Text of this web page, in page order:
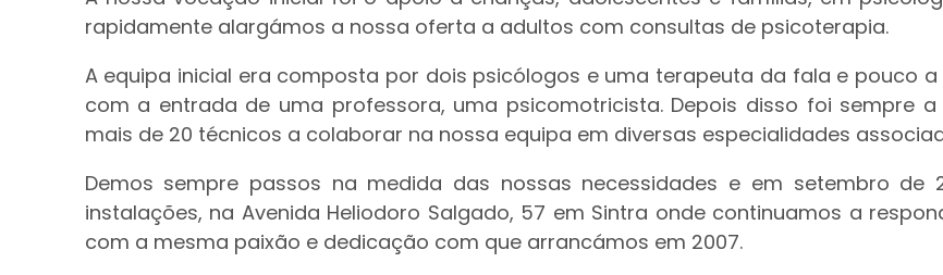
rapidamente alargámos a nossa oferta a adultos com consultas de psicoterapia.
A equipa inicial era composta por dois psicólogos e uma terapeuta da fala e pouco
com a entrada de uma professora, uma psicomotricista. Depois disso foi sempre
mais de 20 técnicos a colaborar na nossa equipa em diversas especialidades
Demos sempre passos na medida das nossas necessidades e em setembro de
instalações, na Avenida Heliodoro Salgado, 57 em Sintra onde continuamos a
com a mesma paixão e dedicação com que arrancámos em 2007.